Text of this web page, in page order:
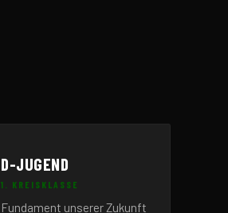
D-JUGEND
1. KREISKLASSE
Fundament unserer Zukunft